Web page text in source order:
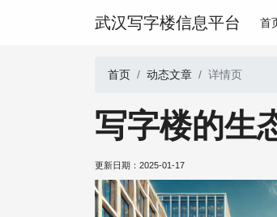
武汉写字楼信息平台 首
首页 动态文章 详情页
写字楼的生
更新日期： 2025-01-17